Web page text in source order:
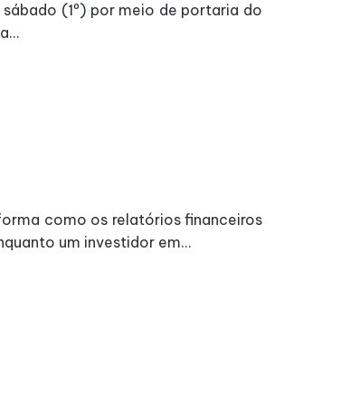
(1º) por meio de portaria do
como os relatórios financeiros
um investidor em...